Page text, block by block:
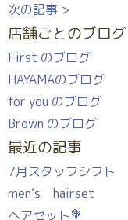
次の記事 >
店舗ごとのブログ
First のブログ
HAYAMAのブログ
for you のブログ
Brown のブログ
最近の記事
7月スタッフシフト
men’s hairset
ヘアセット💐